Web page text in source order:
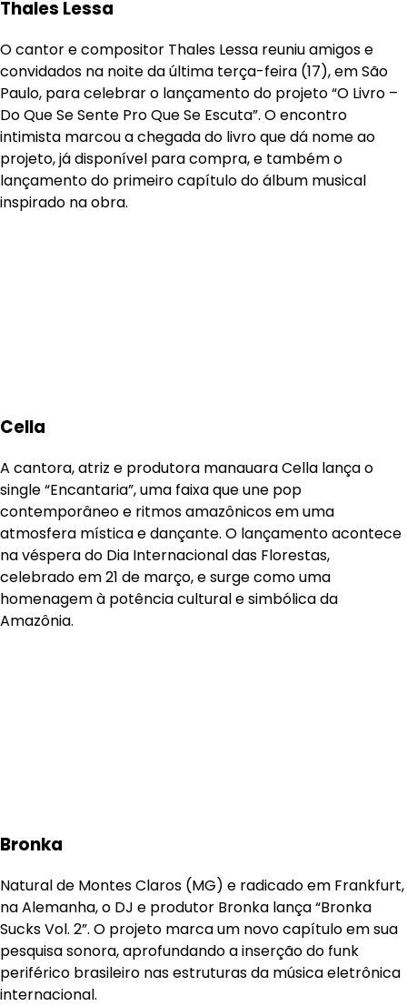
Thales Lessa
O cantor e compositor Thales Lessa reuniu amigos e
convidados na noite da última terça-feira (17), em São
Paulo, para celebrar o lançamento do projeto “O Livro –
Do Que Se Sente Pro Que Se Escuta”. O encontro
intimista marcou a chegada do livro que dá nome ao
projeto, já disponível para compra, e também o
lançamento do primeiro capítulo do álbum musical
inspirado na obra.
Cella
A cantora, atriz e produtora manauara Cella lança o
single “Encantaria”, uma faixa que une pop
contemporâneo e ritmos amazônicos em uma
atmosfera mística e dançante. O lançamento acontece
na véspera do Dia Internacional das Florestas,
celebrado em 21 de março, e surge como uma
homenagem à potência cultural e simbólica da
Amazônia.
Bronka
Natural de Montes Claros (MG) e radicado em Frankfurt,
na Alemanha, o DJ e produtor Bronka lança “Bronka
Sucks Vol. 2”. O projeto marca um novo capítulo em sua
pesquisa sonora, aprofundando a inserção do funk
periférico brasileiro nas estruturas da música eletrônica
internacional.